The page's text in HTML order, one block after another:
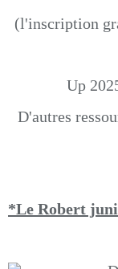
(l'inscription
Up
D'autres
*Le Robert